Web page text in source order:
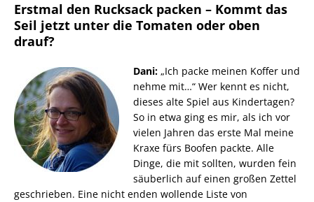
Erstmal den Rucksack packen – Kommt das
Seil jetzt unter die Tomaten oder oben
drauf?
Dani: „Ich packe meinen Koffer und
nehme mit…“ Wer kennt es nicht,
dieses alte Spiel aus Kindertagen?
So in etwa ging es mir, als ich vor
vielen Jahren das erste Mal meine
Kraxe fürs Boofen packte. Alle
Dinge, die mit sollten, wurden fein
säuberlich auf einen großen Zettel
geschrieben. Eine nicht enden wollende Liste von